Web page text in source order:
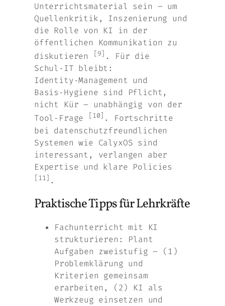
Unterrichtsmaterial sein – um
Quellenkritik, Inszenierung und
die Rolle von KI in der
öffentlichen Kommunikation zu
diskutieren
[9] . Für die
Schul‑IT bleibt:
Identity‑Management und
Basis‑Hygiene sind Pflicht,
nicht Kür – unabhängig von der
Tool‑Frage
[10] . Fortschritte
bei datenschutzfreundlichen
Systemen wie CalyxOS sind
interessant, verlangen aber
Expertise und klare Policies
[11] .
Praktische Tipps für Lehrkräfte
Fachunterricht mit KI
strukturieren: Plant
Aufgaben zweistufig – (1)
Problemklärung und
Kriterien gemeinsam
erarbeiten, (2) KI als
Werkzeug einsetzen und